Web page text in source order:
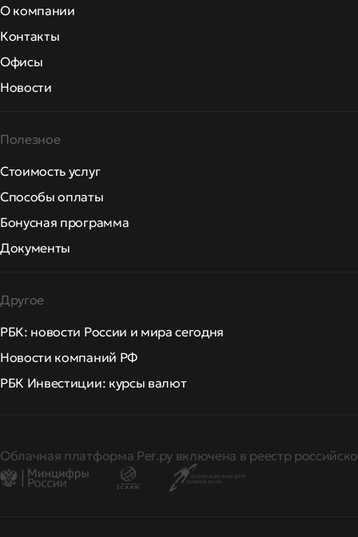
О компании
Контакты
Офисы
Новости
Полезное
Стоимость услуг
Способы оплаты
Бонусная программа
Документы
Другое
РБК: новости России и мира сегодня
Новости компаний РФ
РБК Инвестиции: курсы валют
Облачная платформа Рег.ру включена в реестр